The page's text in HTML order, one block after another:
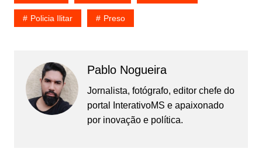
Policia Ilitar Preso
Pablo Nogueira
Jornalista, fotógrafo, editor chefe do
portal InterativoMS e apaixonado
por inovação e política.